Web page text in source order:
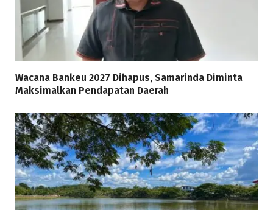
Wacana Bankeu 2027 Dihapus, Samarinda Diminta
Maksimalkan Pendapatan Daerah